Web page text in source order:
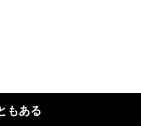
もある